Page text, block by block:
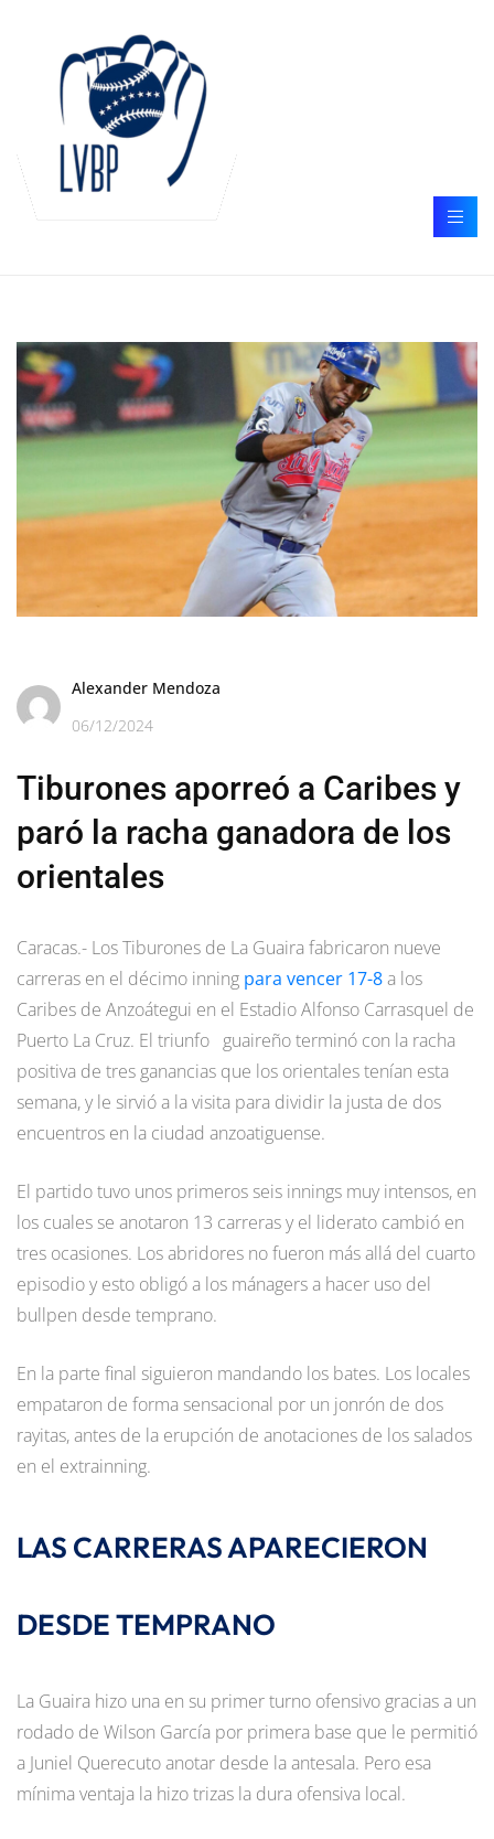
Alexander Mendoza
06/12/2024
Tiburones aporreó a Caribes y
paró la racha ganadora de los
orientales
Caracas.- Los Tiburones de La Guaira fabricaron nueve
carreras en el décimo inning para vencer 17-8a los
Caribes de Anzoátegui en el Estadio Alfonso Carrasquel de
Puerto La Cruz. El triunfo guaireño terminó con la racha
positiva de tres ganancias que los orientales tenían esta
semana, y le sirvió a la visita para dividir la justa de dos
encuentros en la ciudad anzoatiguense.
El partido tuvo unos primeros seis innings muy intensos, en
los cuales se anotaron 13 carreras y el liderato cambió en
tres ocasiones. Los abridores no fueron más allá del cuarto
episodio y esto obligó a los mánagers a hacer uso del
bullpen desde temprano.
En la parte final siguieron mandando los bates. Los locales
empataron de forma sensacional por un jonrón de dos
rayitas, antes de la erupción de anotaciones de los salados
en el extrainning.
LAS CARRERAS APARECIERON
DESDE TEMPRANO
La Guaira hizo una en su primer turno ofensivo gracias a un
rodado de Wilson García por primera base que le permitió
a Juniel Querecuto anotar desde la antesala. Pero esa
mínima ventaja la hizo trizas la dura ofensiva local.